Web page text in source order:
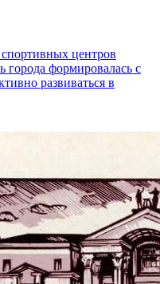
центров
формировалась с
развиваться в